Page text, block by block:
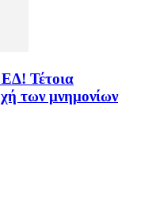
ΕΔ! Τέτοια
των μνημονίων